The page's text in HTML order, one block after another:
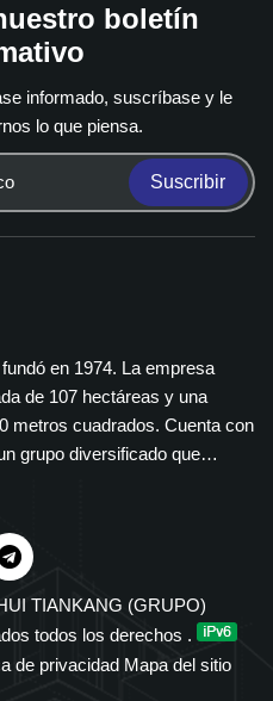
boletín
informado, suscríbase y le
lo que piensa.
Suscribir
en 1974. La empresa
de 107 hectáreas y una
metros cuadrados. Cuenta con
grupo diversificado que
ópticos, productos médicos y
inteligentes y bandejas de
se utilizan ampliamente
de transporte y de
con derechos de importación
sido reconocido durante
TIANKANG (GRUPO)
todos los derechos .
de privacidad Mapa del sitio